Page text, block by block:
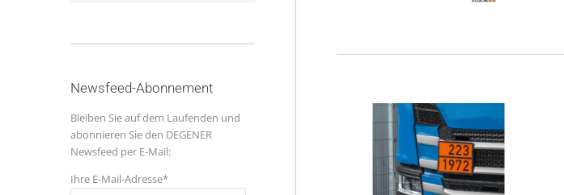
Newsfeed-Abonnement
Bleiben Sie auf dem Laufenden und
abonnieren Sie den DEGENER
Newsfeed per E-Mail:
Ihre E-Mail-Adresse*